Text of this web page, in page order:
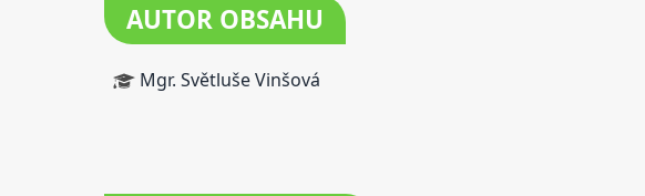
AUTOR OBSAHU
Mgr. Světluše Vinšová